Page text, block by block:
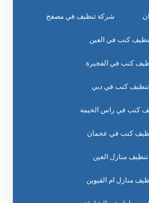
شركة تنظيف في مصفح
كنب في العين
كنب في الفجيرة
كنب في دبي
كنب في راس الخيمة
كنب في عجمان
منازل العين
منازل ام القيوين